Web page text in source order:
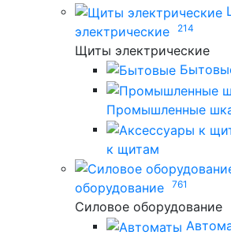
электрические
214
Щиты электрические
Промышленные
к щитам
оборудование
761
Силовое оборудование